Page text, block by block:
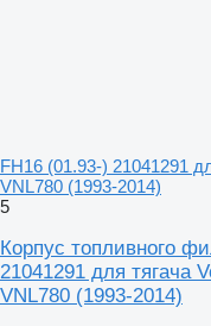
FH16 (01.93-) 21041291
VNL780 (1993-2014)
5
Корпус топливного
21041291 для тягача
VNL780 (1993-2014)